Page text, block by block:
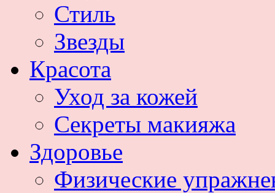
Стиль
Звезды
Красота
Уход за кожей
Секреты макияжа
Здоровье
Физические